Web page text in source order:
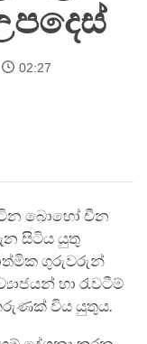
02:27
බොහෝ චීන
සිටිය යුතු
ගුරුවරුන්
හා රැවටීම්
විය යුතුය.